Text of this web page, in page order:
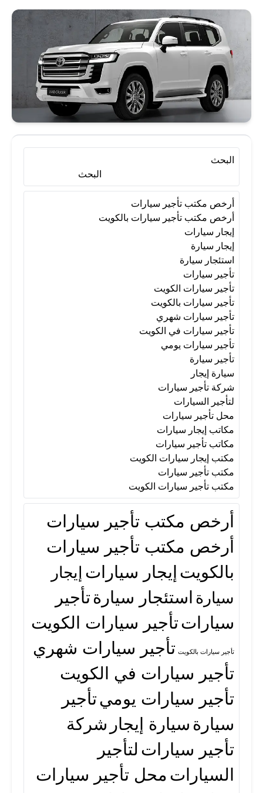
أرخص مكتب تأجير سيارات بالكويت
إيجار سيارات إيجار سيارة
استئجار سيارة تأجير سيارات
تأجير سيارات الكويت
تأجير سيارات شهري
تأجير سيارات في الكويت
تأجير سيارات يومي
سيارة إيجار شركة تأجير سيارات
لتأجير السيارات
مكاتب إيجار سيارات
مكتب إيجار سيارات الكويت
مكتب تأجير سيارات
مكتب تأجير سيارات الكويت
البحث
البحث
أرخص مكتب تأجير سيارات
أرخص مكتب تأجير سيارات بالكويت
إيجار سيارات
إيجار سيارة
استئجار سيارة
تأجير سيارات
تأجير سيارات الكويت
تأجير سيارات بالكويت
تأجير سيارات شهري
تأجير سيارات في الكويت
تأجير سيارات يومي
تأجير سيارة
سيارة إيجار
شركة تأجير سيارات
لتأجير السيارات
محل تأجير سيارات
مكاتب إيجار سيارات
مكاتب تأجير سيارات
مكتب إيجار سيارات الكويت
مكتب تأجير سيارات
مكتب تأجير سيارات الكويت
أرخص مكتب تأجير سيارات
أرخص مكتب تأجير سيارات
بالكويتإيجار سيارات إيجار
سيارةاستئجار سيارةتأجير
سياراتتأجير سيارات الكويت
تأجير سيارات بالكويت تأجير سيارات شهري
تأجير سيارات في الكويت
تأجير سيارات يوميتأجير
سيارة سيارة إيجار شركة
تأجير سياراتلتأجير
السياراتمحل تأجير سيارات